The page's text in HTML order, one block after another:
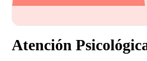
Atención